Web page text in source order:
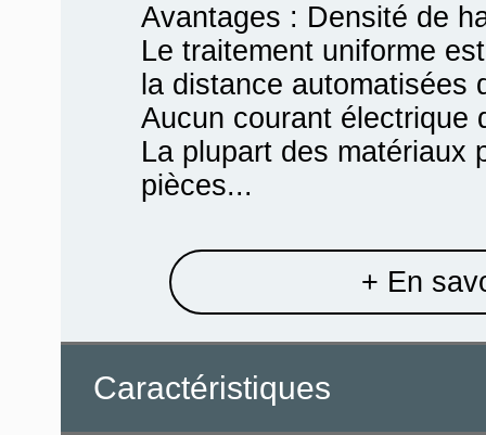
Avantages : Densité de
Le traitement uniforme
la distance automatisées
Aucun courant électrique
La plupart des matériaux
pièces...
+ En
Caractéristiques